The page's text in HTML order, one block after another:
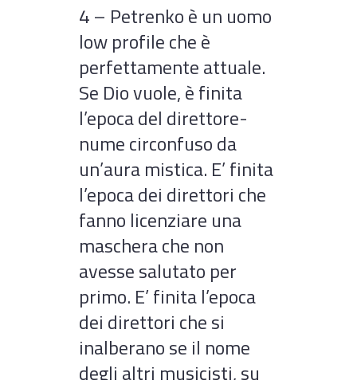
4 – Petrenko è un uomo
low profile che è
perfettamente attuale.
Se Dio vuole, è finita
l’epoca del direttore-
nume circonfuso da
un’aura mistica. E’ finita
l’epoca dei direttori che
fanno licenziare una
maschera che non
avesse salutato per
primo. E’ finita l’epoca
dei direttori che si
inalberano se il nome
degli altri musicisti, su